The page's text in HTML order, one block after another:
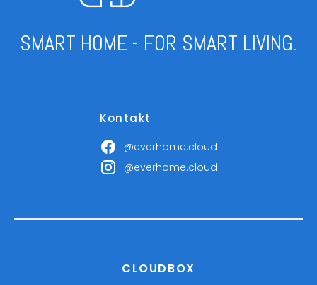
SMART HOME - FOR SMART LIVING.
Kontakt
@everhome.cloud
@everhome.cloud
CLOUDBOX